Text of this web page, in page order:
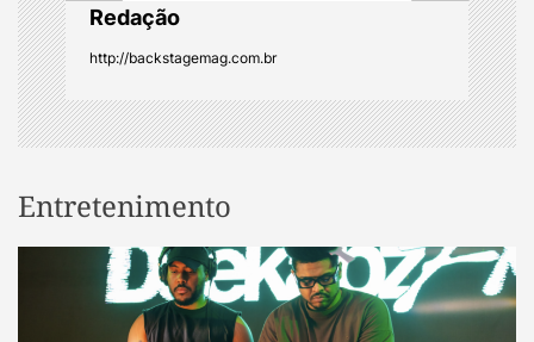
Redação
http://backstagemag.com.br
Entretenimento